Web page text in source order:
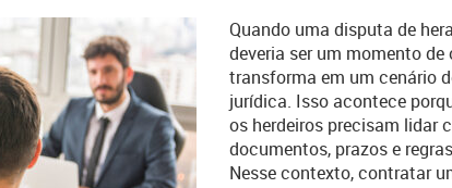
Quando uma disputa de
deveria ser um momento
transforma em um cenário
jurídica. Isso acontece
os herdeiros precisam lidar
documentos, prazos e
Nesse contexto, contratar